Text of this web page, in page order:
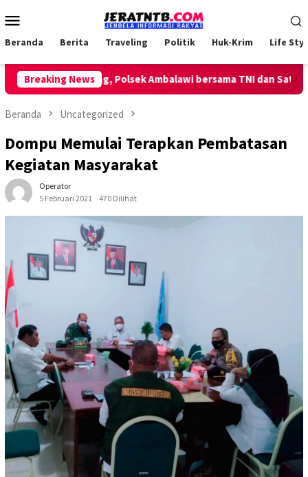
ke
Mobile
Beranda Berita Traveling Politik Huk-Krim Life
Breaking News
Patroli Keliling, Polsek Ambalawi bersama TNI dan SatPolPP
Beranda Uncategorized
Dompu Memulai Terapkan Pembatasan
Kegiatan Masyarakat
Operator
5 Februari 2021
470 Dilihat